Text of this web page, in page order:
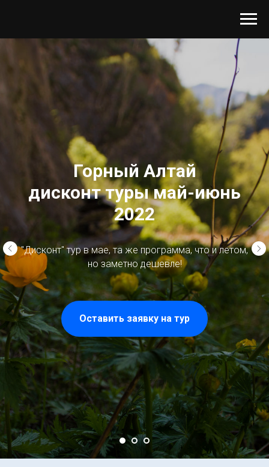
Горный Алтай
дисконт туры май-июнь
2022
"Дисконт" тур в мае, та же программа, что и летом,
но заметно дешевле!
Оставить заявку на тур